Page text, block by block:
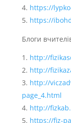
https://
https://
Блоги
http://
http://
http://
page_4.html
http://
https://fiz-